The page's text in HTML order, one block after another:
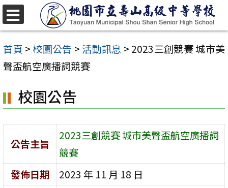
跳
至
主
要
容
區
首頁 >校園公告 > 活動訊息 > 2023三創競賽 城市美
聲盃航空廣播詞競賽
校園公告
公告主旨
2023三創競賽 城市美聲盃航空廣播詞
競賽
發佈日期
2023 年 11 月 18 日
選
單